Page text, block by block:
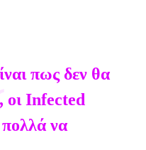
πως δεν θα
οι Infected
να